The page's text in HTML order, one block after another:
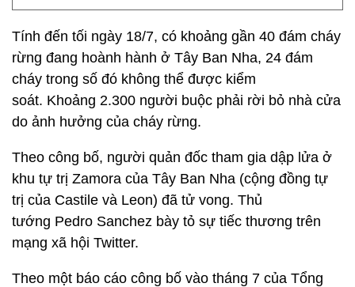
Tính đến tối ngày 18/7, có khoảng gần 40 đám cháy
rừng đang hoành hành ở Tây Ban Nha, 24 đám
cháy trong số đó không thể được kiểm
soát. Khoảng 2.300 người buộc phải rời bỏ nhà cửa
do ảnh hưởng của cháy rừng.
Theo công bố, người quản đốc tham gia dập lửa ở
khu tự trị Zamora của Tây Ban Nha (cộng đồng tự
trị của Castile và Leon) đã tử vong. Thủ
tướng Pedro Sanchez bày tỏ sự tiếc thương trên
mạng xã hội Twitter.
Theo một báo cáo công bố vào tháng 7 của Tổng